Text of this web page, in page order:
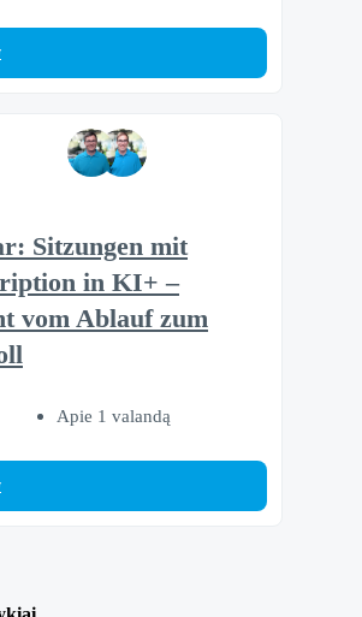
Sitzungen mit
in KI+ –
vom Ablauf zum
Apie 1 valandą